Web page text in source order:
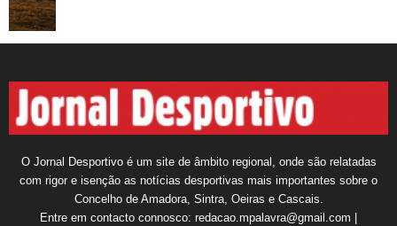
O Jornal Desportivo é um site de âmbito regional, onde são relatadas
com rigor e isenção as notícias desportivas mais importantes sobre o
Concelho de Amadora, Sintra, Oeiras e Cascais.
Entre em contacto connosco: redacao.mpalavra@gmail.com |